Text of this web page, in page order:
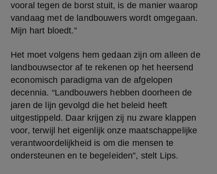
vooral tegen de borst stuit, is de manier waarop
vandaag met de landbouwers wordt omgegaan.
Mijn hart bloedt.”
Het moet volgens hem gedaan zijn om alleen de
landbouwsector af te rekenen op het heersend
economisch paradigma van de afgelopen
decennia. “Landbouwers hebben doorheen de
jaren de lijn gevolgd die het beleid heeft
uitgestippeld. Daar krijgen zij nu zware klappen
voor, terwijl het eigenlijk onze maatschappelijke
verantwoordelijkheid is om die mensen te
ondersteunen en te begeleiden”, stelt Lips.